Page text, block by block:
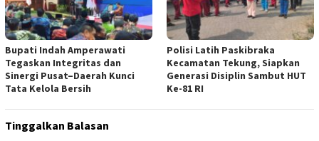
Bupati Indah Amperawati
Tegaskan Integritas dan
Sinergi Pusat–Daerah Kunci
Tata Kelola Bersih
Polisi Latih Paskibraka
Kecamatan Tekung, Siapkan
Generasi Disiplin Sambut HUT
Ke-81 RI
Tinggalkan Balasan